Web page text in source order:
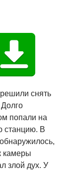
снять
попали на
станцию. В
камеры
злой дух. У